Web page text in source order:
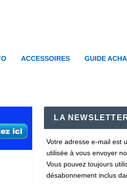
ACCESSOIRES GUIDE
LA
Votre adresse e-mail est
utilisée à vous envoyer
Vous pouvez toujours
désabonnement inclus